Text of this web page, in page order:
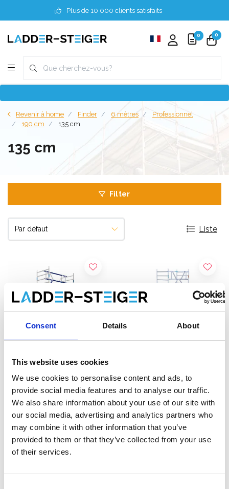
Consent Details About
This website uses cookies
We use cookies to personalise content and ads, to
provide social media features and to analyse our traffic.
We also share information about your use of our site with
our social media, advertising and analytics partners who
may combine it with other information that you’ve
provided to them or that they’ve collected from your use
of their services.
Plus de 10 000 clients satisfaits
0 0
Revenir à home Finder 6 mètres
Professionnel
190 cm
135 cm
135 cm
Filter
Liste
Échafaudage roulant ASC
AGS Pro single 135 x 190 x
6,2 m hauteur travail
€2.409,00 €2.978,73
Afficher le produit
Échafaudage roulant
EuroScaffold Original
135x190 hauteur travail
6,2 m
€2.109,00 €2.605,47